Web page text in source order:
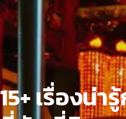
15+ เรื่องน่